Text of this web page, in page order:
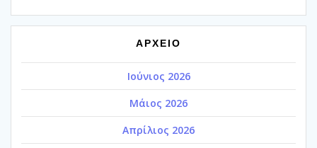
ΑΡΧΕΙΟ
Ιούνιος 2026
Μάιος 2026
Απρίλιος 2026